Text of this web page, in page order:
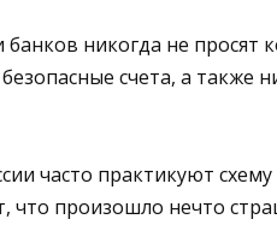
банков никогда не
счета, а также
часто практикуют
что произошло нечто